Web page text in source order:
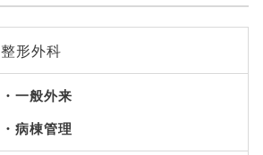
整形外科
一般外来
病棟管理